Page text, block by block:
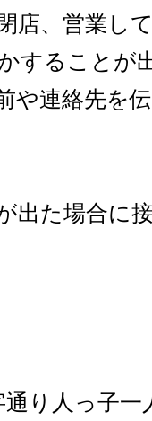
店、営業し
することが
や連絡先を
出た場合に
り人っ子一